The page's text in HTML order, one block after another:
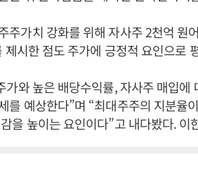
주가치 강화를 위해 자사주 2천억 원
시한 점도 주가에 긍정적 요인으로
가와 높은 배당수익률, 자사주 매입에
를 예상한다”며 “최대주주의 지분율
을 높이는 요인이다”고 내다봤다. 이